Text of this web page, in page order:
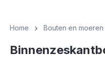
Home Bouten en moeren